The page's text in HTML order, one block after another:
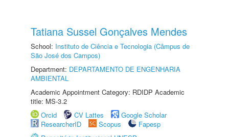
Tatiana Sussel Gonçalves Mendes
School: Instituto de Ciência e Tecnologia (Câmpus de
São José dos Campos)
Department: DEPARTAMENTO DE ENGENHARIA
AMBIENTAL
Academic Appointment Category: RDIDP Academic
title: MS-3.2
Orcid
CV Lattes
Google Scholar
ResearcherID
Scopus
Fapesp